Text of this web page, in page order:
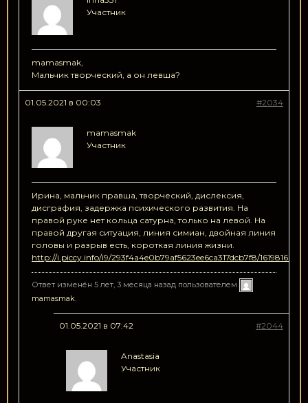
Участник
mamasmak,
Мальчик творческий, а он левша?
01.05.2021 в 00:03 #2034
mamasmak
Участник
Ирина, мальчик правша, творческий, дислексия,
дисграфия, задержка психического развития. На
правой руке нет кольца сатурна, только на левой. На
правой другая ситуация, линия симиан, двойная линия
головы и разрыв есть, короткая линия жизни.
http://i.piccy.info/i9/293f4a4e0b79af5623ee6ca317dcb7f8/
Ответ изменён 5 лет, 3 месяца назад пользователем
mamasmak.
01.05.2021 в 07:42 #2044
Anastasia
Участник